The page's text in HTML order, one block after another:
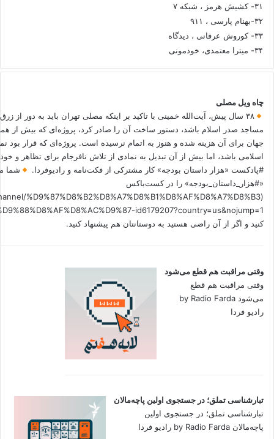
۳۱- کشیش هرمز ، شبکه ۷
۳۲-بهنام پارسی ، ۹۱۱
۳۳- کوروش عرفانی ، دیدگاه
۳۴- میترا معتمدی، خودمونی
چاه ویل مصلی
۳۸ سال پیش، آیت‌الله خمینی با تاکید بر اینکه مصلی تهران باید به دور از
مساجد صدر اسلام باشد، دستور ساخت آن را صادر کرد، پروژه‌ای که بیش از
جهان برای آن هزینه شده و هنوز به اتمام نرسیده است. پروژه‌ای که قرار بود
اسلامی باشد، اما بیش از آن تبدیل به نمادی از تلاش نافرجام برای تظاهر و
#پادکست «هزار داستان بودجه» کار مشترکی از فکت‌نامه و رادیوفردا.
شما
«#هزار_داستان_بودجه» را در کست‌باکس
%D9%87%D8%B2%D8%A7%D8%B1%D8%AF%D8%A7%D8%B3
کنید و اگر از آن راضی هستید به دوستانتان هم پیشنهاد کنید.
وقتی مراقبت هم قطع می‌شود
وقتی مراقبت هم قطع
می‌شود by Radio Farda
رادیو فردا
تبارشناسی تملق؛ در جستجوی اولین‌ پاچه‌مالان
تبارشناسی تملق؛ در جستجوی اولین‌
پاچه‌مالان by Radio Farda رادیو فردا